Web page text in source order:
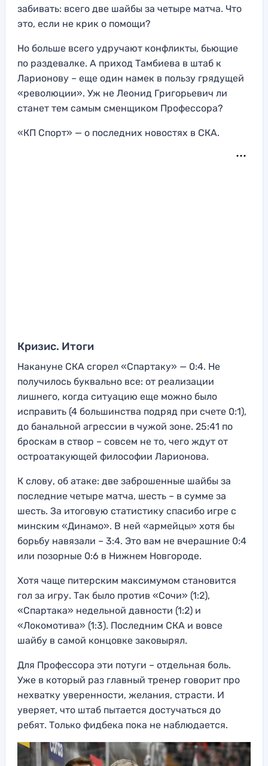
забивать: всего две шайбы за четыре матча. Что
это, если не крик о помощи?
Но больше всего удручают конфликты, бьющие
по раздевалке. А приход Тамбиева в штаб к
Ларионову – еще один намек в пользу грядущей
«революции». Уж не Леонид Григорьевич ли
станет тем самым сменщиком Профессора?
«КП Спорт» — о последних новостях в СКА.
Кризис. Итоги
Накануне СКА сгорел «Спартаку» — 0:4. Не
получилось буквально все: от реализации
лишнего, когда ситуацию еще можно было
исправить (4 большинства подряд при счете 0:1),
до банальной агрессии в чужой зоне. 25:41 по
броскам в створ – совсем не то, чего ждут от
остроатакующей философии Ларионова.
К слову, об атаке: две заброшенные шайбы за
последние четыре матча, шесть – в сумме за
шесть. За итоговую статистику спасибо игре с
минским «Динамо». В ней «армейцы» хотя бы
борьбу навязали – 3:4. Это вам не вчерашние 0:4
или позорные 0:6 в Нижнем Новгороде.
Хотя чаще питерским максимумом становится
гол за игру. Так было против «Сочи» (1:2),
«Спартака» недельной давности (1:2) и
«Локомотива» (1:3). Последним СКА и вовсе
шайбу в самой концовке заковырял.
Для Профессора эти потуги – отдельная боль.
Уже в который раз главный тренер говорит про
нехватку уверенности, желания, страсти. И
уверяет, что штаб пытается достучаться до
ребят. Только фидбека пока не наблюдается.